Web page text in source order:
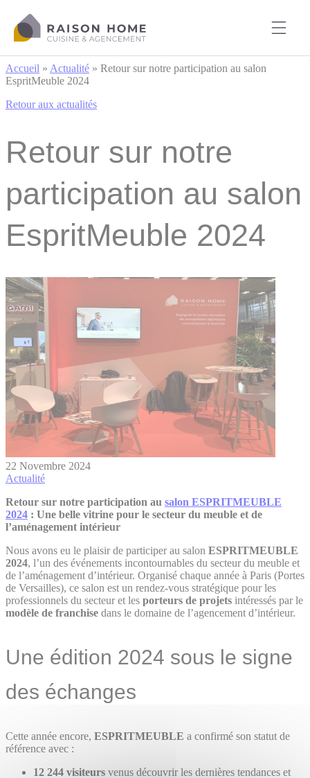
Accueil » Actualité » Retour sur notre participation au salon
EspritMeuble 2024
Retour aux actualités
Retour sur notre
participation au salon
EspritMeuble 2024
22 Novembre 2024
Actualité
Retour sur notre participation au salon ESPRITMEUBLE
2024 : Une belle vitrine pour le secteur du meuble et de
l’aménagement intérieur
Nous avons eu le plaisir de participer au salon ESPRITMEUBLE
2024, l’un des événements incontournables du secteur du meuble et
de l’aménagement d’intérieur. Organisé chaque année à Paris (Portes
de Versailles), ce salon est un rendez-vous stratégique pour les
professionnels du secteur et les porteurs de projets intéressés par le
modèle de franchise dans le domaine de l’agencement d’intérieur.
Une édition 2024 sous le signe
des échanges
Cette année encore, ESPRITMEUBLE a confirmé son statut de
référence avec :
12 244 visiteurs venus découvrir les dernières tendances et